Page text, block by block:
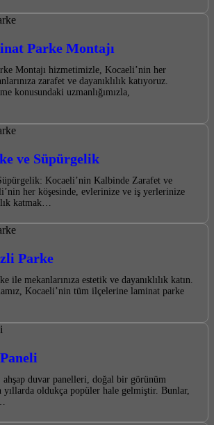
Parke Montajı
Montajı hizmetimizle, Kocaeli’nin her
zarafet ve dayanıklılık katıyoruz.
konusundaki uzmanlığımızla,
ve Süpürgelik
Kocaeli’nin Kalbinde Zarafet ve
her köşesinde, evlerinize ve iş yerlerinize
katmak…
Parke
ile mekanlarınıza estetik ve dayanıklılık katın.
Kocaeli’nin tüm ilçelerine laminat parke
duvar panelleri, doğal bir görünüm
yıllarda oldukça popüler hale gelmiştir. Bunlar,